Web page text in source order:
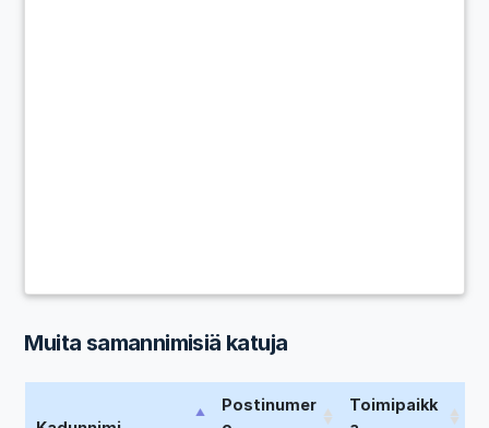
Muita samannimisiä katuja
Postinumer
Toimipaikk